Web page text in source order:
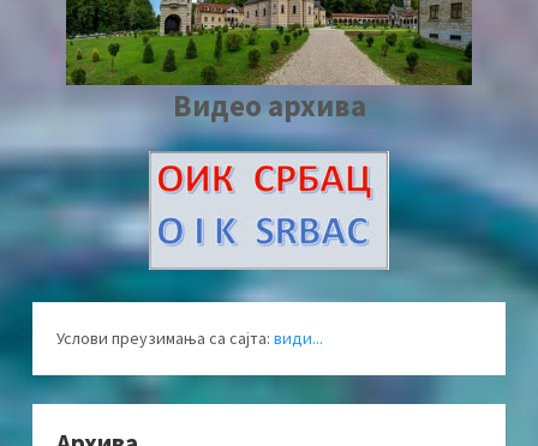
Видео архива
Услови преузимања са сајта: види...